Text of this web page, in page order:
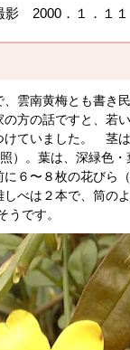
影 2000．１．１
雲南黄梅とも書き
方の話ですと、若
ていました。 茎
）。葉は、深緑色
〜８枚の花びら（
べは２本で、筒の
です。